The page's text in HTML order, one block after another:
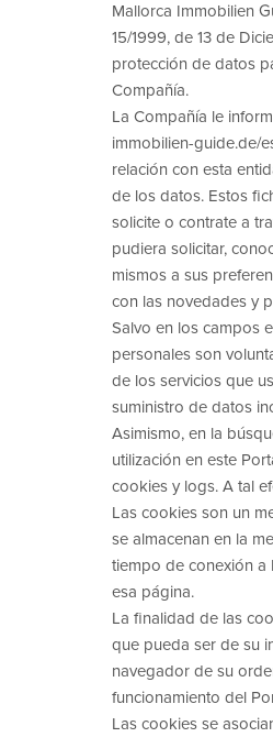
Mallorca Immobilien
15/1999, de 13 de
protección de datos
Compañía.
La Compañía le
immobilien-guide.de/
relación con esta
de los datos. Estos
solicite o contrate a
pudiera solicitar,
mismos a sus
con las novedades y
Salvo en los campos
personales son
de los servicios que
suministro de datos
Asimismo, en la
utilización en este
cookies y logs. A tal
Las cookies son un
se almacenan en la
tiempo de conexión a
esa página.
La finalidad de las
que pueda ser de su
navegador de su
funcionamiento del
Las cookies se